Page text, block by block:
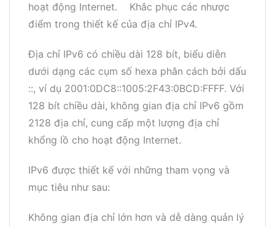
hoạt động Internet. Khắc phục các nhược
điểm trong thiết kế của địa chỉ IPv4.
Địa chỉ IPv6 có chiều dài 128 bít, biểu diễn
dưới dạng các cụm số hexa phân cách bởi dấu
::, ví dụ 2001:0DC8::1005:2F43:0BCD:FFFF. Với
128 bít chiều dài, không gian địa chỉ IPv6 gồm
2128 địa chỉ, cung cấp một lượng địa chỉ
khổng lồ cho hoạt động Internet.
IPv6 được thiết kế với những tham vọng và
mục tiêu như sau:
Không gian địa chỉ lớn hơn và dễ dàng quản lý